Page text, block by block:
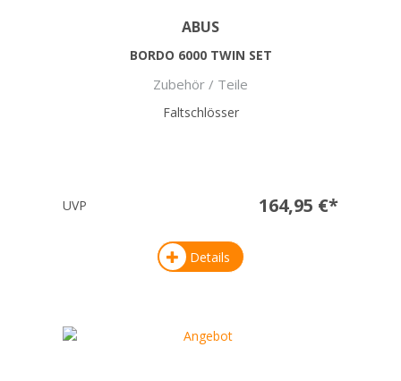
ABUS
BORDO 6000 TWIN SET
Zubehör / Teile
Faltschlösser
UVP 164,95 €*
Details